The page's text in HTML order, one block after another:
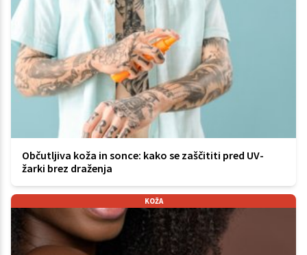
Občutljiva koža in sonce: kako se zaščititi pred UV-
žarki brez draženja
KOŽA